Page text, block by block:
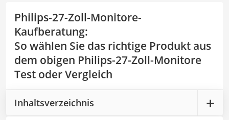
Philips-27-Zoll-Monitore-
Kaufberatung:
So wählen Sie das richtige Produkt aus
dem obigen Philips-27-Zoll-Monitore
Test oder Vergleich
Inhaltsverzeichnis